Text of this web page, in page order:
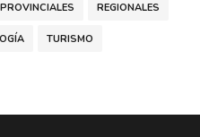
PROVINCIALES REGIONALES
TURISMO